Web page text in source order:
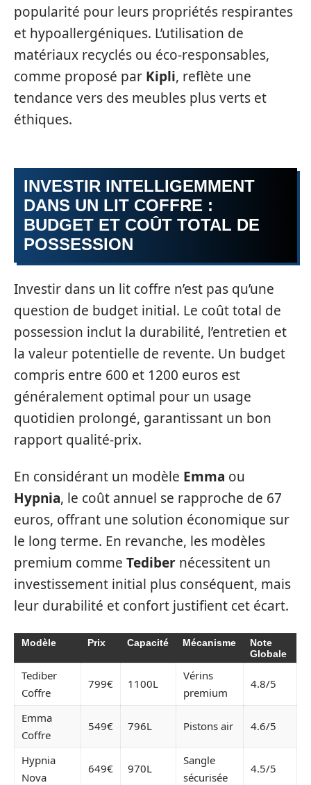
popularité pour leurs propriétés respirantes
et hypoallergéniques. L’utilisation de
matériaux recyclés ou éco-responsables,
comme proposé par Kipli, reflète une
tendance vers des meubles plus verts et
éthiques.
INVESTIR INTELLIGEMMENT
DANS UN LIT COFFRE :
BUDGET ET COÛT TOTAL DE
POSSESSION
Investir dans un lit coffre n’est pas qu’une
question de budget initial. Le coût total de
possession inclut la durabilité, l’entretien et
la valeur potentielle de revente. Un budget
compris entre 600 et 1200 euros est
généralement optimal pour un usage
quotidien prolongé, garantissant un bon
rapport qualité-prix.
En considérant un modèle Emma ou
Hypnia, le coût annuel se rapproche de 67
euros, offrant une solution économique sur
le long terme. En revanche, les modèles
premium comme Tediber nécessitent un
investissement initial plus conséquent, mais
leur durabilité et confort justifient cet écart.
Modèle Prix Capacité Mécanisme
Note
Globale
Tediber
Coffre
799€ 1100L
Vérins
premium
4.8/5
Emma
Coffre
549€ 796L Pistons air 4.6/5
Hypnia
Nova
649€ 970L
Sangle
sécurisée
4.5/5